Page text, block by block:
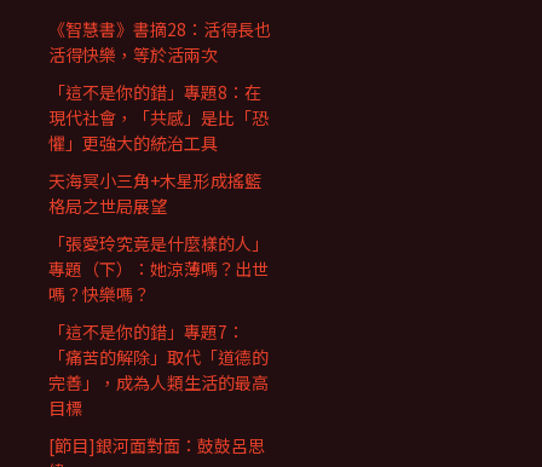
《智慧書》書摘28：活得長也
活得快樂，等於活兩次
「這不是你的錯」專題8：在
現代社會，「共感」是比「恐
懼」更強大的統治工具
天海冥小三角+木星形成搖籃
格局之世局展望
「張愛玲究竟是什麼樣的人」
專題（下）：她涼薄嗎？出世
嗎？快樂嗎？
「這不是你的錯」專題7：
「痛苦的解除」取代「道德的
完善」，成為人類生活的最高
目標
[節目]銀河面對面：鼓鼓呂思